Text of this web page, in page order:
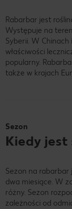
Rabarbar jest
Występuje na
Syberii. W
właściwości
popularny.
także w krajach
Sezon
Kiedy jest
Sezon na
dwa miesiące. W
różny. Sezon
zależności od